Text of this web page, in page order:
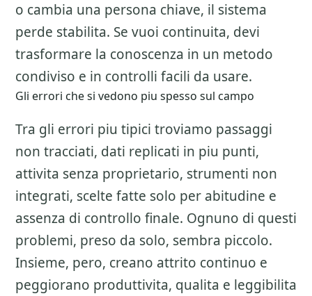
o cambia una persona chiave, il sistema
perde stabilita. Se vuoi continuita, devi
trasformare la conoscenza in un metodo
condiviso e in controlli facili da usare.
Gli errori che si vedono piu spesso sul campo
Tra gli errori piu tipici troviamo passaggi
non tracciati, dati replicati in piu punti,
attivita senza proprietario, strumenti non
integrati, scelte fatte solo per abitudine e
assenza di controllo finale. Ognuno di questi
problemi, preso da solo, sembra piccolo.
Insieme, pero, creano attrito continuo e
peggiorano produttivita, qualita e leggibilita